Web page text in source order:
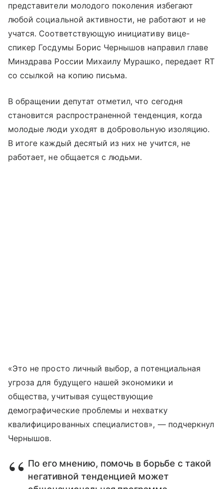
представители молодого поколения избегают
любой социальной активности, не работают и не
учатся. Соответствующую инициативу вице-
спикер Госдумы Борис Чернышов направил главе
Минздрава России Михаилу Мурашко, передает RT
со ссылкой на копию письма.
В обращении депутат отметил, что сегодня
становится распространенной тенденция, когда
молодые люди уходят в добровольную изоляцию.
В итоге каждый десятый из них не учится, не
работает, не общается с людьми.
«Это не просто личный выбор, а потенциальная
угроза для будущего нашей экономики и
общества, учитывая существующие
демографические проблемы и нехватку
квалифицированных специалистов», — подчеркнул
Чернышов.
По его мнению, помочь в борьбе с такой
негативной тенденцией может